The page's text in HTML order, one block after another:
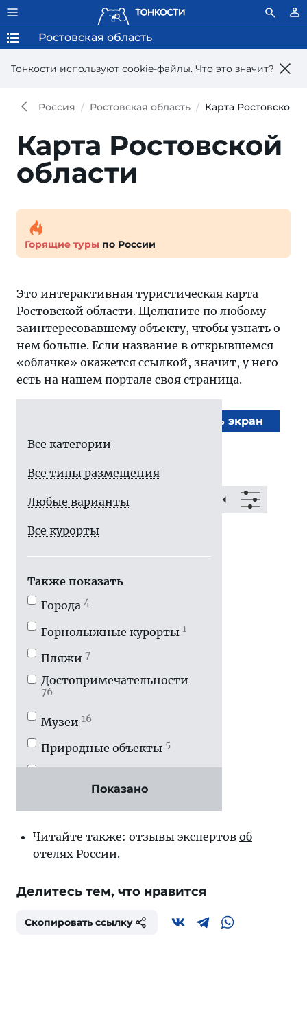
Тонкости используют сookie-файлы. Что это значит?
Ростовская область
Россия Ростовская область Карта Ростовской
Карта Ростовской
области
Горящие туры по России
Это интерактивная туристическая карта
Ростовской области. Щелкните по любому
заинтересовавшему объекту, чтобы узнать о
нем больше. Если название в открывшемся
«облачке» окажется ссылкой, значит, у него
есть на нашем портале своя страница.
На весь экран
Показано
Все категории
Все типы размещения
Любые варианты
Все курорты
Также показать
Города 4
Горнолыжные курорты 1
Пляжи 7
Достопримечатель­ности
76
Музеи 16
Природные объекты 5
7
Театры и концертные залы
Рестораны и кафе1
Аэропорты, вокзалы, порты
Читайте также: отзывы экспертов об
отелях России.
Делитесь тем, что нравится
Скопировать ссылку